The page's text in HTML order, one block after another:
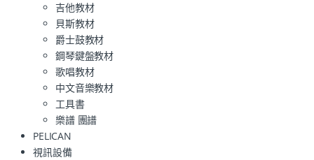
吉他教材
貝斯教材
爵士鼓教材
鋼琴鍵盤教材
歌唱教材
中文音樂教材
工具書
樂譜 團譜
PELICAN
視訊設備